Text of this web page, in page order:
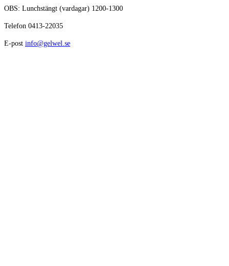
OBS: Lunchstängt (vardagar) 1200-1300
Telefon 0413-22035
E-post info@gelwel.se